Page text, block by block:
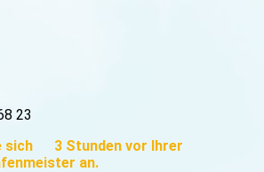
23
sich 3 Stunden vor Ihrer
an.